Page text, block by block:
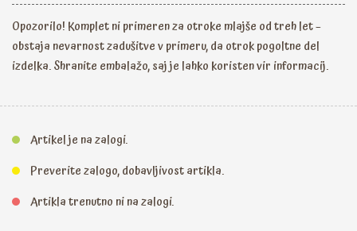
Opozorilo! Komplet ni primeren za otroke mlajše od treh let –
obstaja nevarnost zadušitve v primeru, da otrok pogoltne del
izdelka. Shranite embalažo, saj je lahko koristen vir informacij.
Artikel je na zalogi.
Preverite zalogo, dobavljivost artikla.
Artikla trenutno ni na zalogi.